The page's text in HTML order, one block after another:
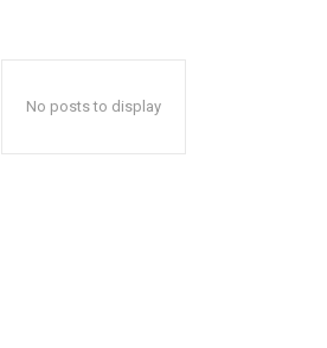
No posts to display